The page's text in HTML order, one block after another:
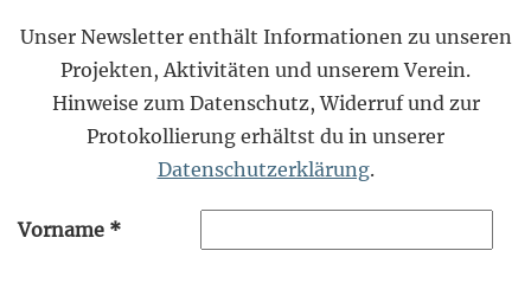
Unser Newsletter enthält Informationen zu unseren
Projekten, Aktivitäten und unserem Verein.
Hinweise zum Datenschutz, Widerruf und zur
Protokollierung erhältst du in unserer
Datenschutzerklärung.
Vorname *